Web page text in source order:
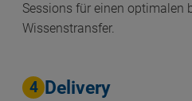
Sessions für einen optimalen
Wissenstransfer.
4 Delivery